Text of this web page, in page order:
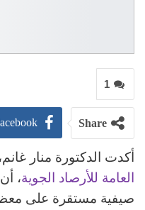
1
Share
Google+
WhatsApp
أكدت الدكتورة منار
العامة للأرصاد الجوية،
صيفية مستقرة على